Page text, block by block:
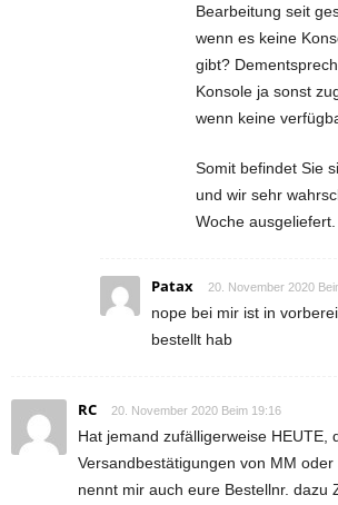
Bearbeitung seit
wenn es keine
gibt?
Konsole ja sonst
wenn keine
Somit befindet Sie
und wir sehr
Woche ausgeliefert.
Patax 20. November 2020
nope bei mir ist in
bestellt hab
RC 20. November 2020 Beim 19:16
Hat jemand zufälligerweise HEUTE,
Versandbestätigungen von MM
nennt mir auch eure Bestellnr. dazu